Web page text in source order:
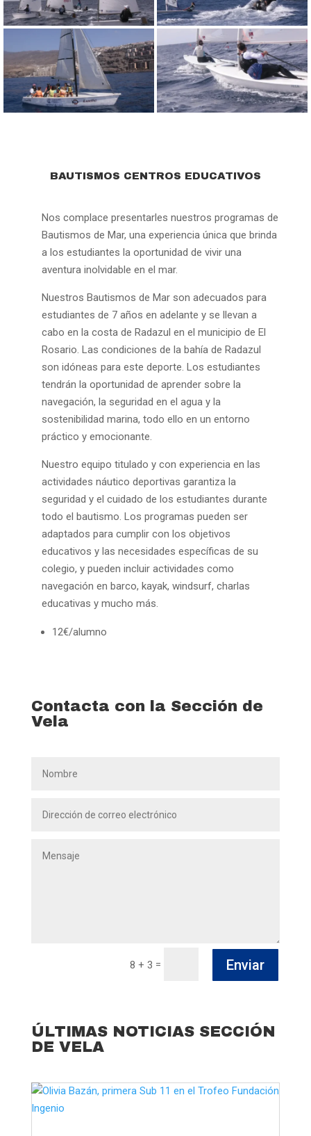
BAUTISMOS CENTROS EDUCATIVOS
Nos complace presentarles nuestros programas de
Bautismos de Mar, una experiencia única que brinda
a los estudiantes la oportunidad de vivir una
aventura inolvidable en el mar.
Nuestros Bautismos de Mar son adecuados para
estudiantes de 7 años en adelante y se llevan a
cabo en la costa de Radazul en el municipio de El
Rosario. Las condiciones de la bahía de Radazul
son idóneas para este deporte. Los estudiantes
tendrán la oportunidad de aprender sobre la
navegación, la seguridad en el agua y la
sostenibilidad marina, todo ello en un entorno
práctico y emocionante.
Nuestro equipo titulado y con experiencia en las
actividades náutico deportivas garantiza la
seguridad y el cuidado de los estudiantes durante
todo el bautismo. Los programas pueden ser
adaptados para cumplir con los objetivos
educativos y las necesidades específicas de su
colegio, y pueden incluir actividades como
navegación en barco, kayak, windsurf, charlas
educativas y mucho más.
12€/alumno
Contacta con la Sección de
Vela
8 + 3 = Enviar
ÚLTIMAS NOTICIAS SECCIÓN
DE VELA